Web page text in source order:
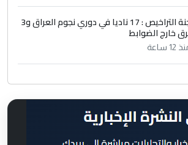
لجنة التراخيص : 17 ناديا في دوري نجوم العراق و3
خارج الضوابط
ساعة